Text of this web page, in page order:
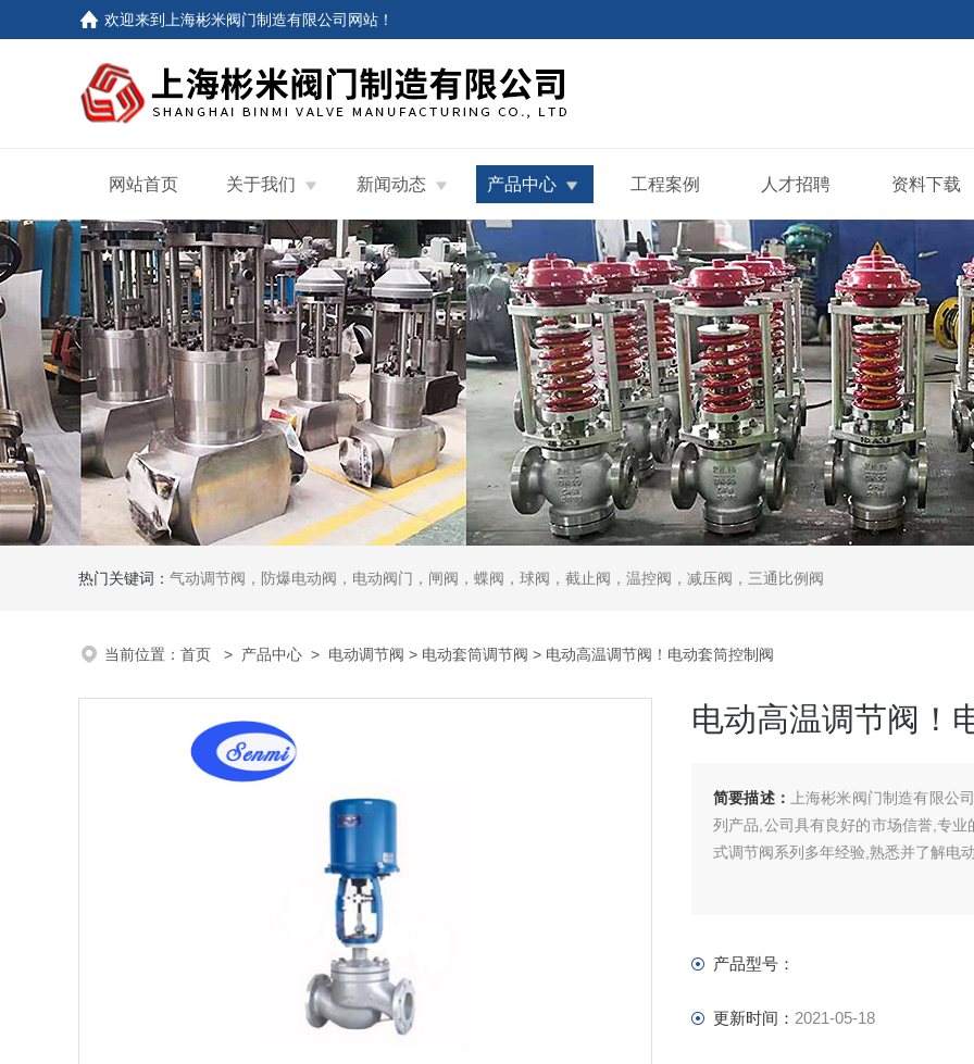
欢迎来到 上海彬米阀门制造有限公司网站 ！
网站首页 关于我们 新闻动态 产品中心 工程案例 人才招聘 资料下载
热门关键词： 气动调节阀，防爆电动阀，电动阀门，闸阀，蝶阀，球阀，截止阀，温控阀，减压阀，三通比例阀
当前位置： 首页 > 产品中心 > 电动调节阀 > 电动套筒调节阀 > 电动高温调节阀！电动套筒控制阀
电动高温调节阀！
简要描述：
上海彬米阀门制造有限公
列产品,公司具有良好的市场信誉,专
式调节阀系列多年经验,熟悉并了解电
产品型号：
更新时间： 2021-05-18